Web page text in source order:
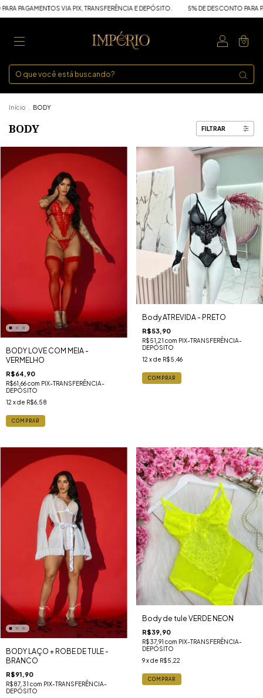
VIA PIX, TRANSFERÊNCIA E DEPÓSITO. 5% DE DESCONTO PARA
0
Início BODY
BODY FILTRAR
BODY LOVE COM MEIA -
VERMELHO
R$64,90
R$61,66com PIX-TRANSFERÊNCIA-
DEPÓSITO
12 x de R$6,58
COMPRAR
Body ATREVIDA - PRETO
R$53,90
R$51,21 com PIX-TRANSFERÊNCIA-
DEPÓSITO
12 x de R$5,46
COMPRAR
BODY LAÇO + ROBE DE TULE -
BRANCO
R$91,90
R$87,31 com PIX-TRANSFERÊNCIA-
DEPÓSITO
Body de tule VERDE NEON
R$39,90
R$37,91 com PIX-TRANSFERÊNCIA-
DEPÓSITO
9 x de R$5,22
COMPRAR